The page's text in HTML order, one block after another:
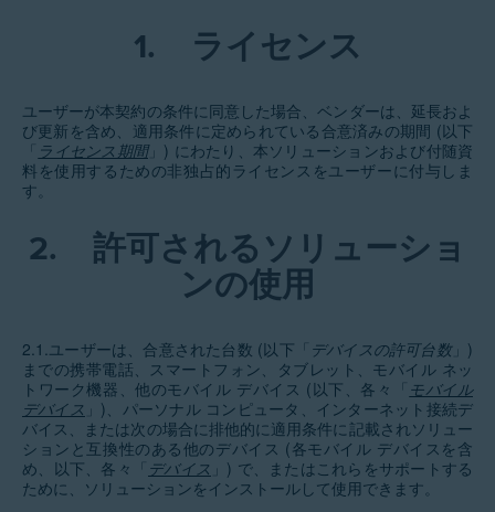
1. ライセンス
ユーザーが本契約の条件に同意した場合、ベンダーは、延長およ
び更新を含め、適用条件に定められている合意済みの期間 (以下
「 ライセンス期間」) にわたり、本ソリューションおよび付随資
料を使用するための非独占的ライセンスをユーザーに付与しま
す。
2.
許可されるソリューショ
ンの使用
2.1.ユーザーは、合意された台数 (以下「 デバイスの許可台数」)
までの携帯電話、スマートフォン、タブレット、モバイル ネッ
トワーク機器、他のモバイル デバイス (以下、各々「 モバイル
デバイス 」)、パーソナル コンピュータ、インターネット接続デ
バイス、または次の場合に排他的に適用条件に記載されソリュー
ションと互換性のある他のデバイス (各モバイル デバイスを含
め、以下、各々「 デバイス 」) で、またはこれらをサポートする
ために、ソリューションをインストールして使用できます。